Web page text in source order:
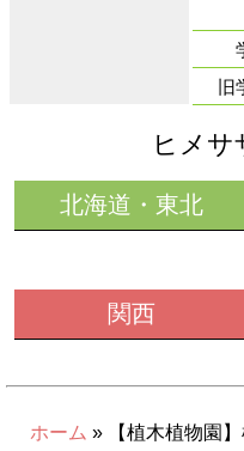
旧
ヒメ
北海道・東北
関西
ホーム » 【植木植物園